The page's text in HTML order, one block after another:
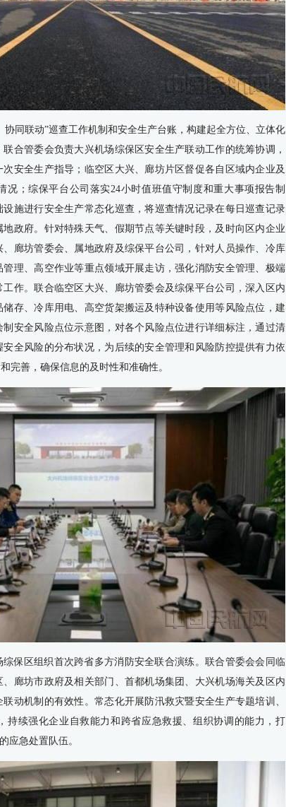
协同联动”巡查工作机制和安全生产台账，构建起全方位、立体化
合管委会负责大兴机场综保区安全生产联动工作的统筹协调，
安全生产指导；临空区大兴、廊坊片区督促各自区域内企业及
况；综保平台公司落实24小时值班值守制度和重大事项报告制
施进行安全生产常态化巡查，将巡查情况记录在每日巡查记录
政府。针对特殊天气、假期节点等关键时段，及时向区内企业
廊坊管委会、属地政府及综保平台公司，针对人员操作、冷库
理、高空作业等重点领域开展走访，强化消防安全管理、极端
作。联合临空区大兴、廊坊管委会及综保平台公司，深入区内
存、冷库用电、高空货架搬运及特种设备使用等风险点位，建
安全风险点位示意图，对各个风险点位进行详细标注，通过清
全风险的分布状况，为后续的安全管理和风险防控提供有力依
完善，确保信息的及时性和准确性。
保区组织首次跨省多方消防安全联合演练。联合管委会会同临
廊坊市政府及相关部门、首都机场集团、大兴机场海关及区内
动机制的有效性。常态化开展防汛救灾暨安全生产专题培训、
持续强化企业自救能力和跨省应急救援、组织协调的能力，打
应急处置队伍。